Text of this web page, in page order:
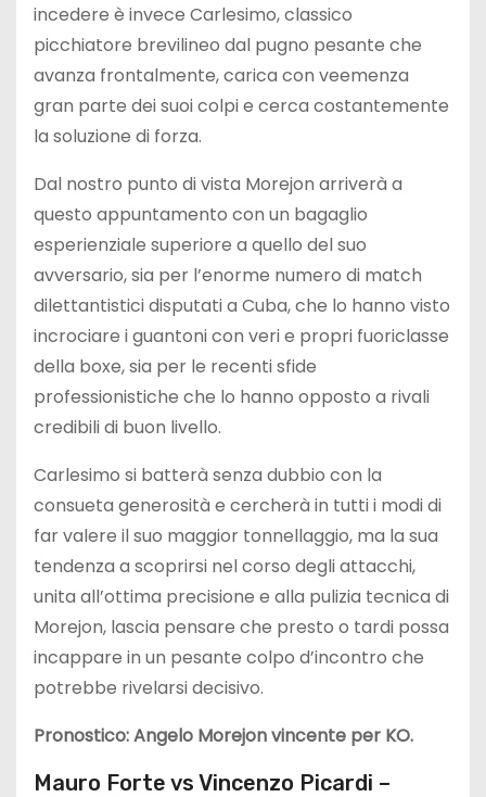
incedere è invece Carlesimo, classico
picchiatore brevilineo dal pugno pesante che
avanza frontalmente, carica con veemenza
gran parte dei suoi colpi e cerca costantemente
la soluzione di forza.
Dal nostro punto di vista Morejon arriverà a
questo appuntamento con un bagaglio
esperienziale superiore a quello del suo
avversario, sia per l’enorme numero di match
dilettantistici disputati a Cuba, che lo hanno visto
incrociare i guantoni con veri e propri fuoriclasse
della boxe, sia per le recenti sfide
professionistiche che lo hanno opposto a rivali
credibili di buon livello.
Carlesimo si batterà senza dubbio con la
consueta generosità e cercherà in tutti i modi di
far valere il suo maggior tonnellaggio, ma la sua
tendenza a scoprirsi nel corso degli attacchi,
unita all’ottima precisione e alla pulizia tecnica di
Morejon, lascia pensare che presto o tardi possa
incappare in un pesante colpo d’incontro che
potrebbe rivelarsi decisivo.
Pronostico: Angelo Morejon vincente per KO.
Mauro Forte vs Vincenzo Picardi –